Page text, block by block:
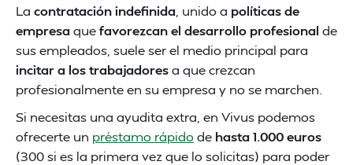
La contratación indefinida , unido a políticas de
empresa quefavorezcan el desarrollo profesional de
sus empleados, suele ser el medio principal para
incitar a los trabajadoresa que crezcan
profesionalmente en su empresa y no se marchen.
Si necesitas una ayudita extra, en Vivus podemos
ofrecerte un préstamo rápido de hasta 1.000 euros
(300 si es la primera vez que lo solicitas) para poder